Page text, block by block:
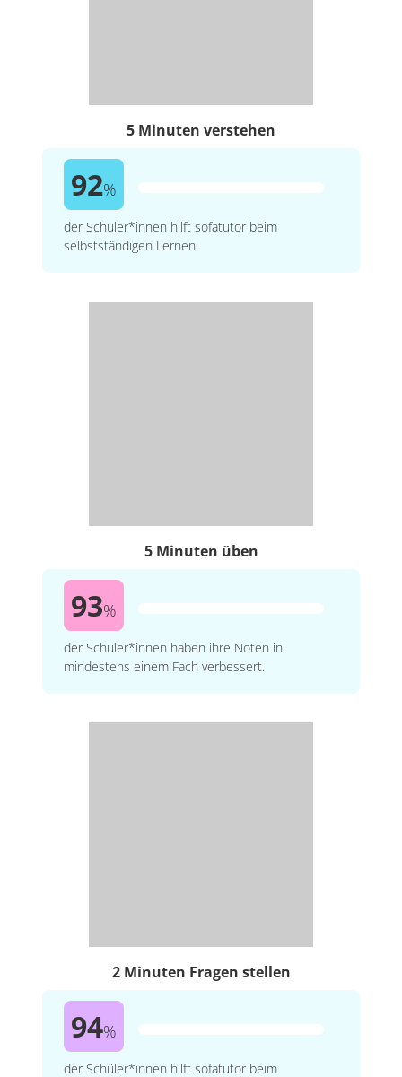
5 Minuten verstehen
92%
der Schüler*innen hilft sofatutor beim
selbstständigen Lernen.
5 Minuten üben
93%
der Schüler*innen haben ihre Noten in
mindestens einem Fach verbessert.
2 Minuten Fragen stellen
94%
der Schüler*innen hilft sofatutor beim